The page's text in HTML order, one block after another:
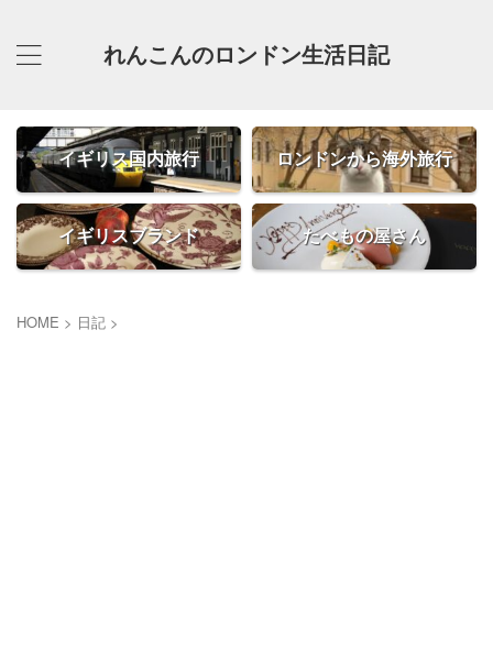
れんこんのロンドン生活日記
イギリス国内旅行 ロンドンから海外旅行
イギリスブランド たべもの屋さん
HOME > 日記 >